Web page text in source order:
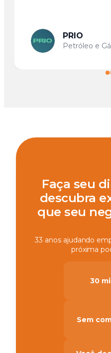
PRIO
Petróleo e
Faça seu
descubra
que seu
33 anos ajudando
próxima
30
Sem